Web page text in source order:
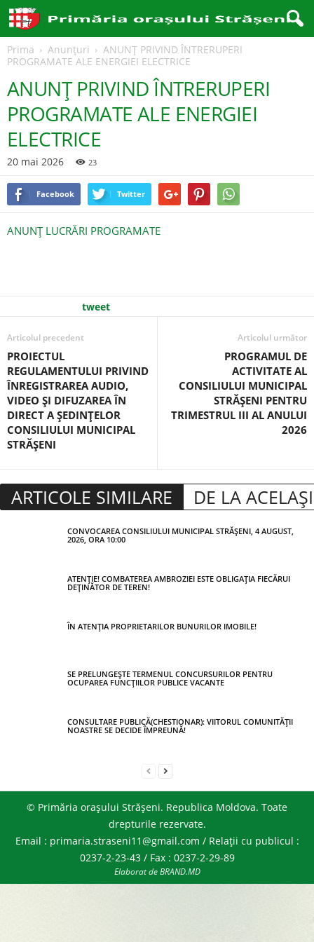
Prima Anunțuri
ANUNȚ PRIVIND ÎNTRERUPERI
PROGRAMATE ALE ENERGIEI ELECTRICE
ANUNȚ PRIVIND ÎNTRERUPERI
PROGRAMATE ALE ENERGIEI
ELECTRICE
20 mai 2026 23
Facebook Twitter
ANUNȚ LUCRĂRI PROGRAMATE
tweet
Articolul precedent
PROIECTUL
REGULAMENTULUI PRIVIND
ÎNREGISTRAREA AUDIO,
VIDEO ȘI DIFUZAREA ÎN
DIRECT A ȘEDINȚELOR
CONSILIULUI MUNICIPAL
STRĂȘENI
Articolul următor
PROGRAMUL DE
ACTIVITATE AL
CONSILIULUI MUNICIPAL
STRĂȘENI PENTRU
TRIMESTRUL III AL ANULUI
2026
ARTICOLE SIMILARE DE LA
CONVOCAREA CONSILIULUI MUNICIPAL STRĂȘENI, 4 AUGUST,
2026, ORA 10:00
ATENȚIE! COMBATEREA AMBROZIEI ESTE OBLIGAȚIA FIECĂRUI
DEȚINĂTOR DE TEREN!
ÎN ATENȚIA PROPRIETARILOR BUNURILOR IMOBILE!
SE PRELUNGEȘTE TERMENUL CONCURSURILOR PENTRU
OCUPAREA FUNCȚIILOR PUBLICE VACANTE
CONSULTARE PUBLICĂ(CHESTIONAR): VIITORUL COMUNITĂȚII
NOASTRE SE DECIDE ÎMPREUNĂ!
© Primăria orașului Strășeni. Republica Moldova. Toate
drepturile rezervate.
Email : primaria.straseni11@gmail.com / Relații cu publicul :
0237-2-23-43 / Fax : 0237-2-29-89
Elaborat de BRAND.MD